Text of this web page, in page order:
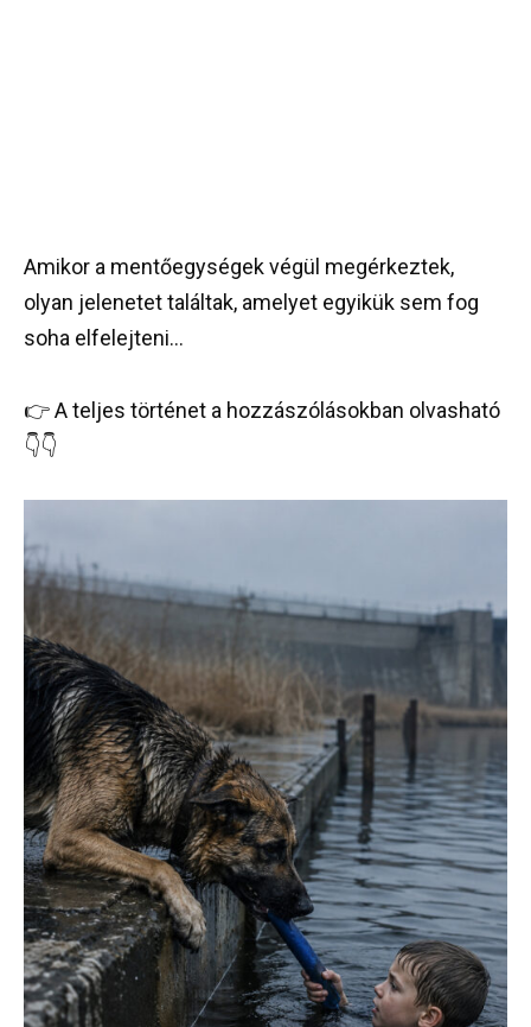
Amikor a mentőegységek végül megérkeztek,
olyan jelenetet találtak, amelyet egyikük sem fog
soha elfelejteni…
👉 A teljes történet a hozzászólásokban olvasható
👇👇